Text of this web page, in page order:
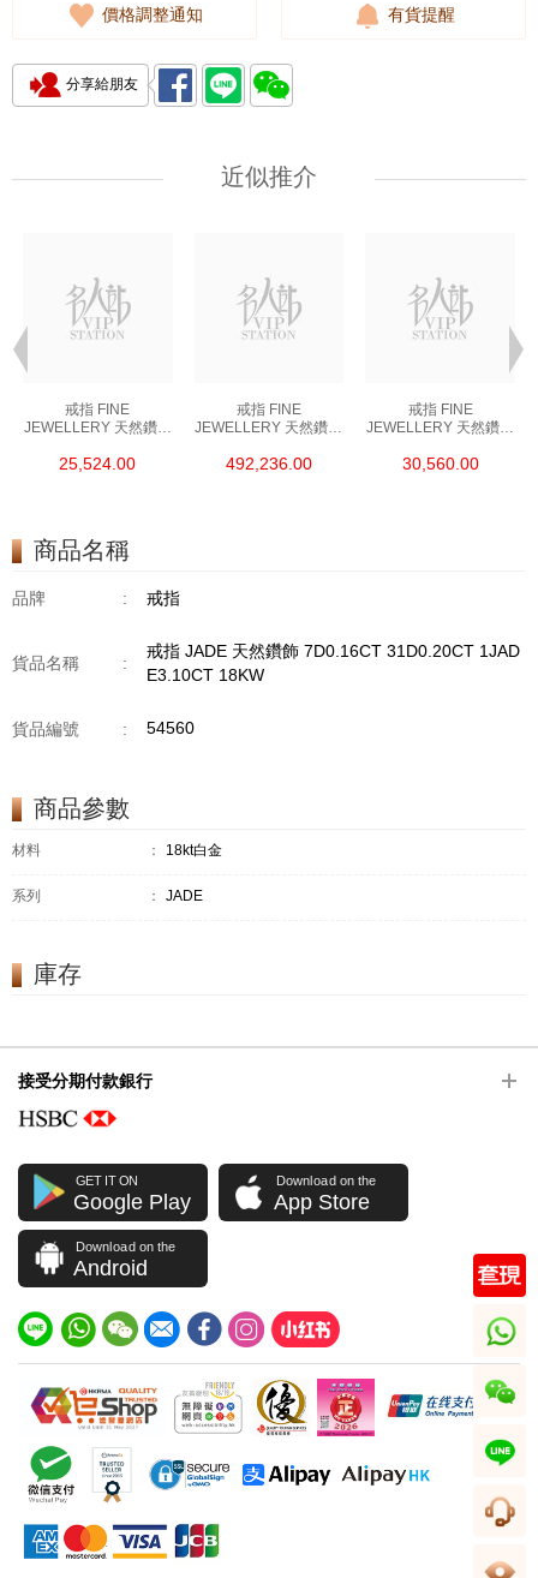
價格調整通知 有貨提醒
分享給朋友
近似推介
戒指 FINE
JEWELLERY 天然鑽飾
ROUND 0.5 G IF VG
25,524.00
戒指 FINE
JEWELLERY 天然鑽飾
5.18
492,236.00
戒指 FINE
JEWELLERY 天然鑽飾
ROUND 0.6 F IF 3EX
30,560.00
商品名稱
品牌 : 戒指
貨品名稱 :
戒指 JADE 天然鑽飾 7D0.16CT 31D0.20CT 1JAD
E3.10CT 18KW
貨品編號 : 54560
商品參數
材料 ： 18kt白金
系列 ： JADE
庫存
接受分期付款銀行
GET IT ON
Google Play
Download on the
App Store
Download on the
Android
whatsapp